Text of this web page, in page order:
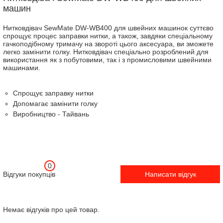
машин
Нитковдівач SewMate DW-WB400 для швейних машинок суттєво
спрощує процес заправки нитки, а також, завдяки спеціальному
гачкоподібному тримачу на звороті цього аксесуара, ви зможете
легко замінити голку. Нитковдівач спеціально розроблений для
використання як з побутовими, так і з промисловими швейними
машинами.
Спрощує заправку нитки
Допомагає замінити голку
Виробництво - Тайвань
Відгуки покупців
0
Написати відгук
Немає відгуків про цей товар.